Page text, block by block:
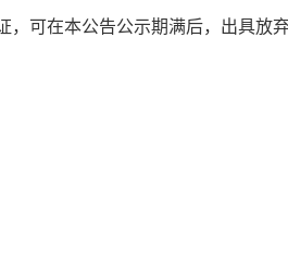
，可在本公告公示期满后，出具放